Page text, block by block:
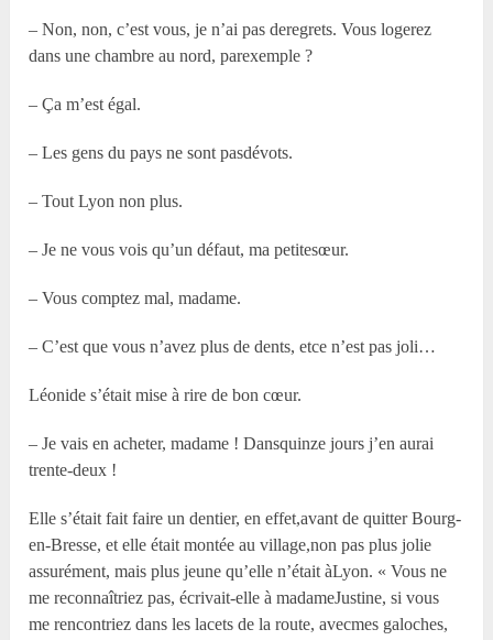
– Non, non, c’est vous, je n’ai pas deregrets. Vous logerez
dans une chambre au nord, parexemple ?
– Ça m’est égal.
– Les gens du pays ne sont pasdévots.
– Tout Lyon non plus.
– Je ne vous vois qu’un défaut, ma petitesœur.
– Vous comptez mal, madame.
– C’est que vous n’avez plus de dents, etce n’est pas joli…
Léonide s’était mise à rire de bon cœur.
– Je vais en acheter, madame ! Dansquinze jours j’en aurai
trente-deux !
Elle s’était fait faire un dentier, en effet,avant de quitter Bourg-
en-Bresse, et elle était montée au village,non pas plus jolie
assurément, mais plus jeune qu’elle n’était àLyon. « Vous ne
me reconnaîtriez pas, écrivait-elle à madameJustine, si vous
me rencontriez dans les lacets de la route, avecmes galoches,